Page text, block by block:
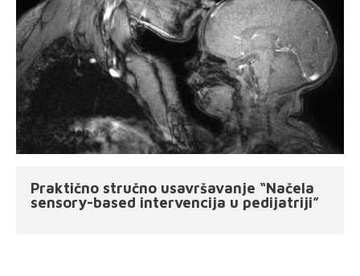
Praktično stručno usavršavanje “Načela
sensory-based intervencija u pedijatriji”